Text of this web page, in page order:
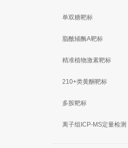
单双糖靶标
脂酰辅酶A靶标
精准植物激素靶标
210+类黄酮靶标
多胺靶标
离子组ICP-MS定量检测